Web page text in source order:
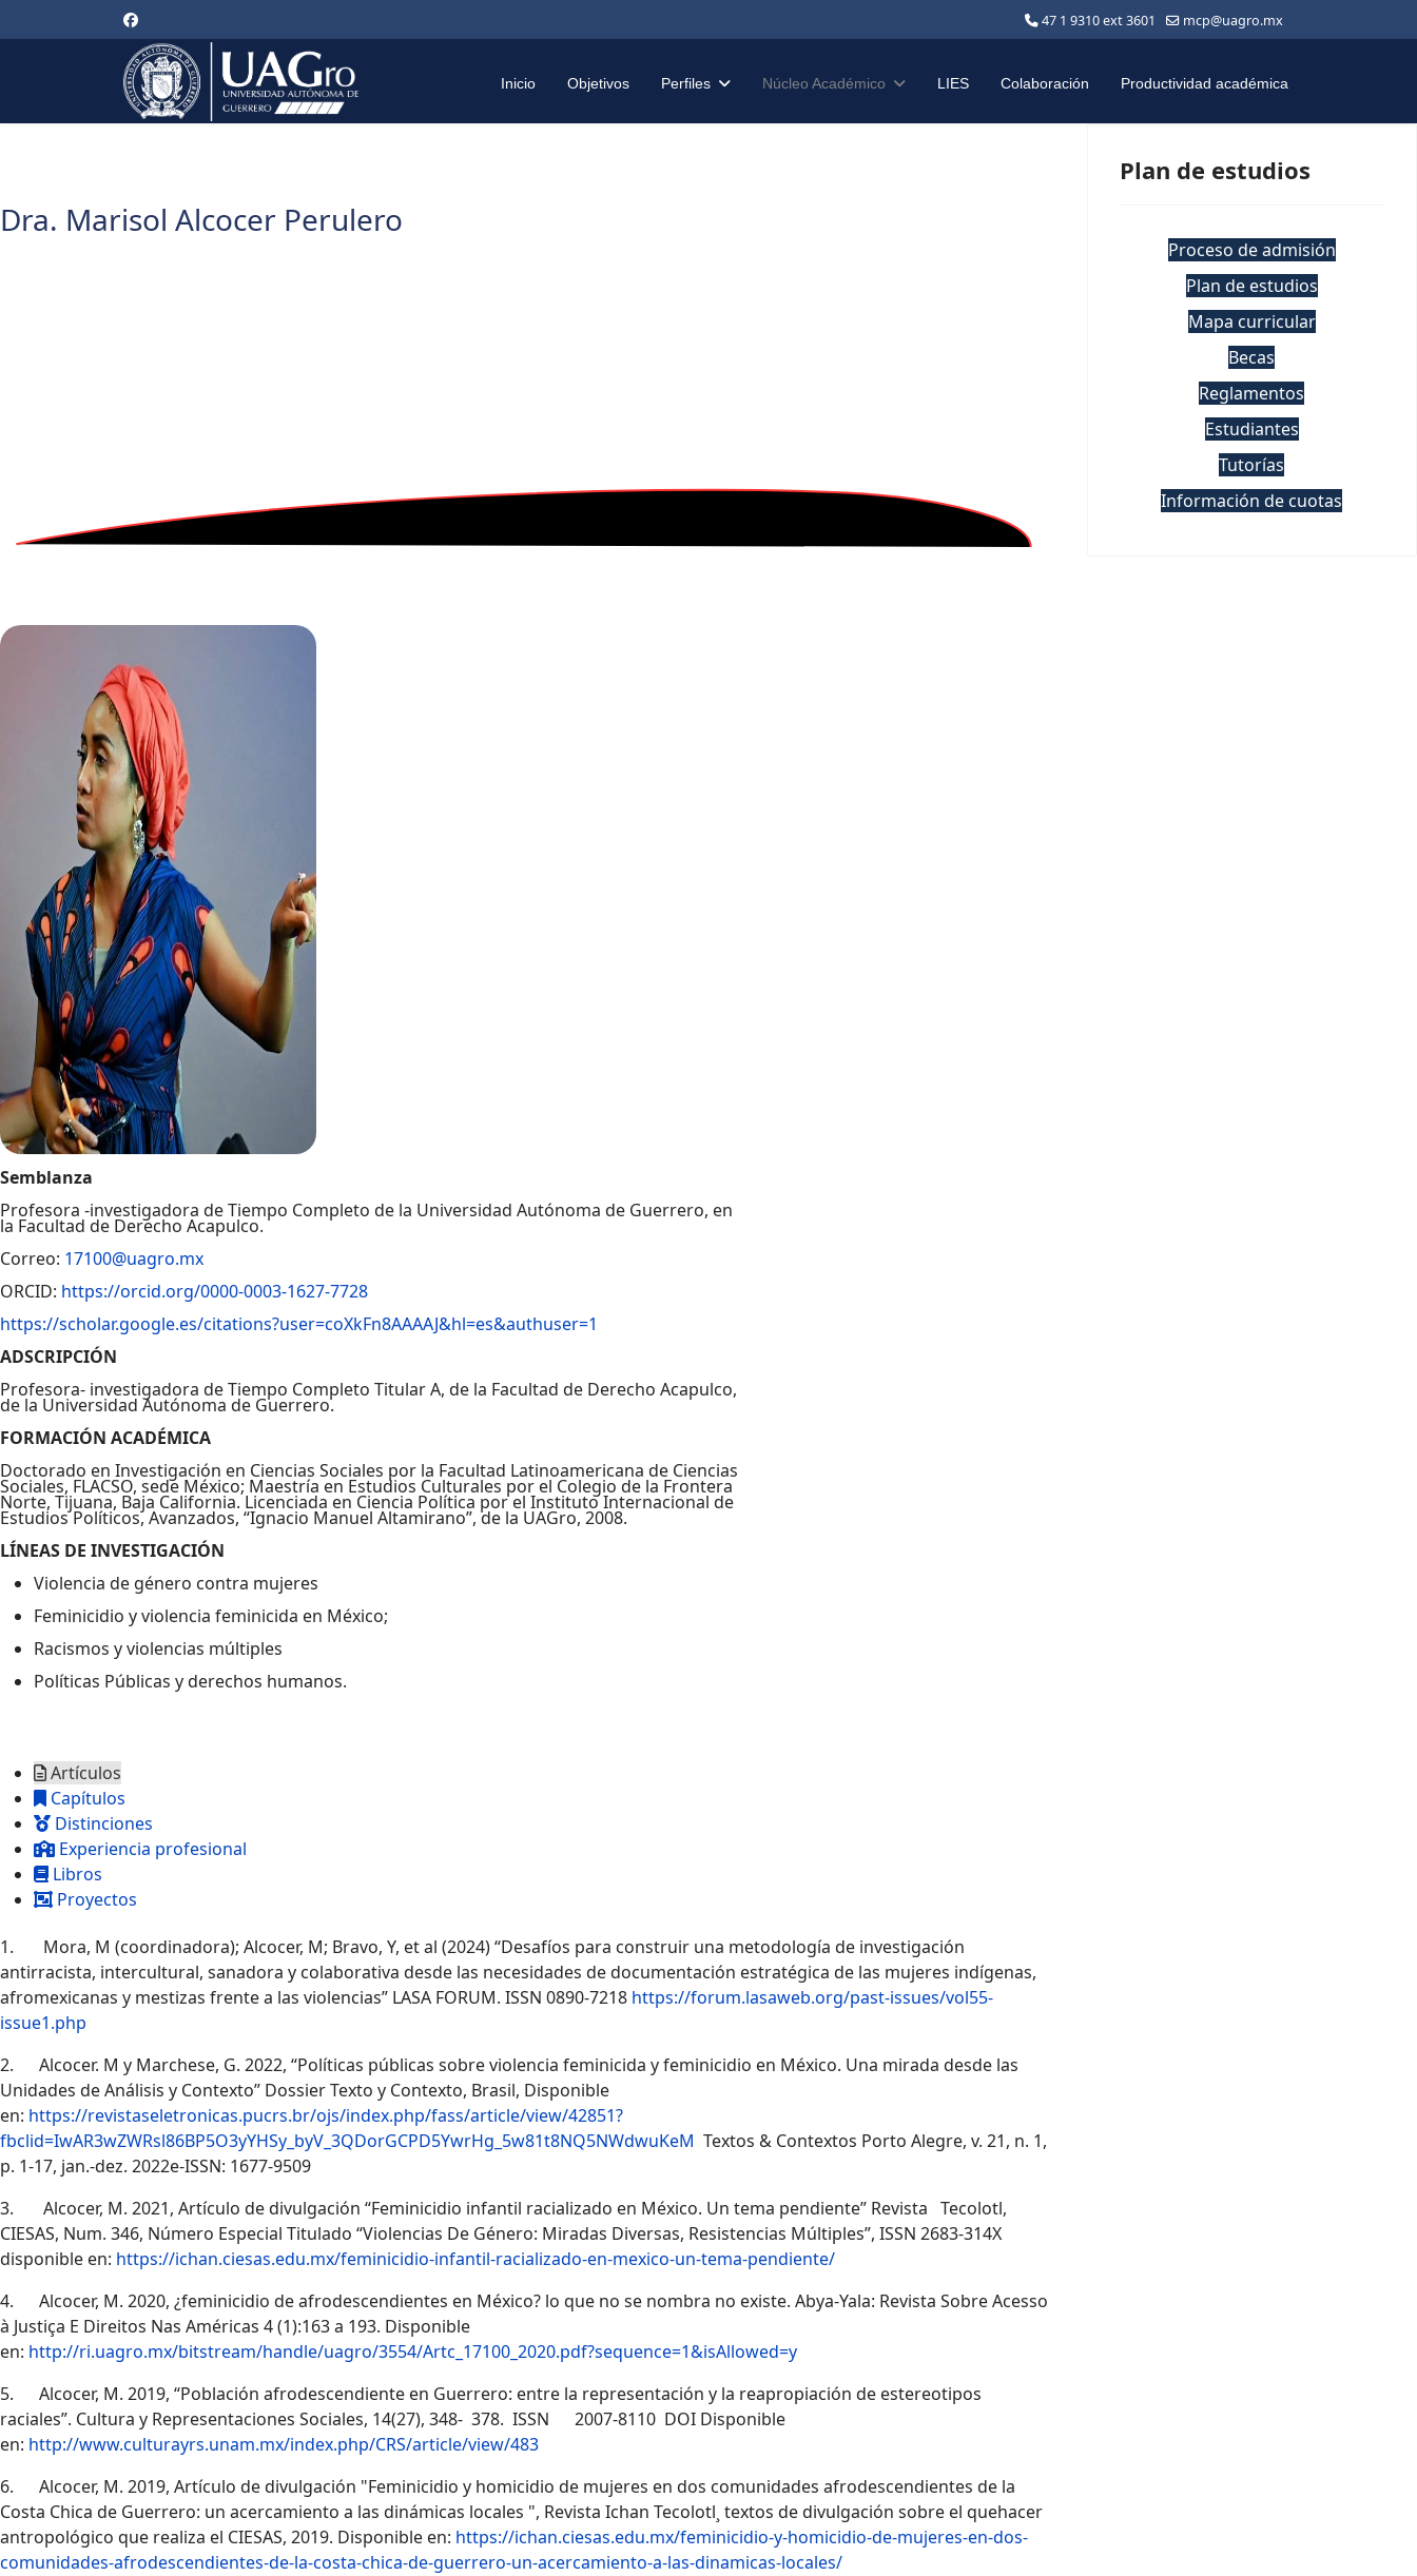
47 1 9310 ext 3601 mcp@uagro.mx
Inicio Objetivos Perfiles Núcleo Académico LIES Colaboración Productividad académica
Dra. Marisol Alcocer Perulero
Semblanza
Profesora -investigadora de Tiempo Completo de la Universidad Autónoma de Guerrero, en
la Facultad de Derecho Acapulco.
Correo: 17100@uagro.mx
ORCID: https://orcid.org/0000-0003-1627-7728
https://scholar.google.es/citations?user=coXkFn8AAAAJ&hl=es&authuser=1
ADSCRIPCIÓN
Profesora- investigadora de Tiempo Completo Titular A, de la Facultad de Derecho Acapulco,
de la Universidad Autónoma de Guerrero.
FORMACIÓN ACADÉMICA
Doctorado en Investigación en Ciencias Sociales por la Facultad Latinoamericana de Ciencias
Sociales, FLACSO, sede México; Maestría en Estudios Culturales por el Colegio de la Frontera
Norte, Tijuana, Baja California. Licenciada en Ciencia Política por el Instituto Internacional de
Estudios Políticos, Avanzados, “Ignacio Manuel Altamirano”, de la UAGro, 2008.
LÍNEAS DE INVESTIGACIÓN
Violencia de género contra mujeres
Feminicidio y violencia feminicida en México;
Racismos y violencias múltiples
Políticas Públicas y derechos humanos.
Artículos
Capítulos
Distinciones
Experiencia profesional
Libros
Proyectos
1. Mora, M (coordinadora); Alcocer, M; Bravo, Y, et al (2024) “Desafíos para construir una metodología de investigación
antirracista, intercultural, sanadora y colaborativa desde las necesidades de documentación estratégica de las mujeres indígenas,
afromexicanas y mestizas frente a las violencias” LASA FORUM. ISSN 0890-7218 https://forum.lasaweb.org/past-issues/vol55-
issue1.php
2. Alcocer. M y Marchese, G. 2022, “Políticas públicas sobre violencia feminicida y feminicidio en México. Una mirada desde las
Unidades de Análisis y Contexto” Dossier Texto y Contexto, Brasil, Disponible
en: https://revistaseletronicas.pucrs.br/ojs/index.php/fass/article/view/42851?
fbclid=IwAR3wZWRsl86BP5O3yYHSy_byV_3QDorGCPD5YwrHg_5w81t8NQ5NWdwuKeM Textos & Contextos Porto Alegre, v. 21, n. 1,
p. 1-17, jan.-dez. 2022e-ISSN: 1677-9509
3. Alcocer, M. 2021, Artículo de divulgación “Feminicidio infantil racializado en México. Un tema pendiente” Revista Tecolotl,
CIESAS, Num. 346, Número Especial Titulado “Violencias De Género: Miradas Diversas, Resistencias Múltiples”, ISSN 2683-314X
disponible en: https://ichan.ciesas.edu.mx/feminicidio-infantil-racializado-en-mexico-un-tema-pendiente/
4. Alcocer, M. 2020, ¿feminicidio de afrodescendientes en México? lo que no se nombra no existe. Abya-Yala: Revista Sobre Acesso
à Justiça E Direitos Nas Américas 4 (1):163 a 193. Disponible
en: http://ri.uagro.mx/bitstream/handle/uagro/3554/Artc_17100_2020.pdf?sequence=1&isAllowed=y
5. Alcocer, M. 2019, “Población afrodescendiente en Guerrero: entre la representación y la reapropiación de estereotipos
raciales”. Cultura y Representaciones Sociales, 14(27), 348- 378. ISSN 2007-8110 DOI Disponible
en: http://www.culturayrs.unam.mx/index.php/CRS/article/view/483
6. Alcocer, M. 2019, Artículo de divulgación "Feminicidio y homicidio de mujeres en dos comunidades afrodescendientes de la
Costa Chica de Guerrero: un acercamiento a las dinámicas locales ", Revista Ichan Tecolotl¸ textos de divulgación sobre el quehacer
antropológico que realiza el CIESAS, 2019. Disponible en: https://ichan.ciesas.edu.mx/feminicidio-y-homicidio-de-mujeres-en-dos-
comunidades-afrodescendientes-de-la-costa-chica-de-guerrero-un-acercamiento-a-las-dinamicas-locales/
Plan de estudios
Proceso de admisión
Plan de estudios
Mapa curricular
Becas
Reglamentos
Estudiantes
Tutorías
Información de cuotas